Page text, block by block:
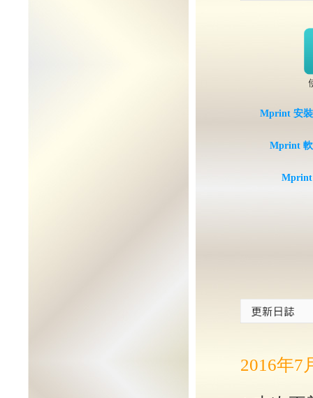
Mprint 安
Mprint
Mprint
2016年7